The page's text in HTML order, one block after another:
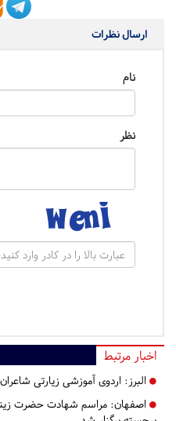
ارسال نظرات
نام
نظر
اخبار مرتبط
البرز: اردوی آموزشی زیارتی
اصفهان: مراسم شهادت حضرت